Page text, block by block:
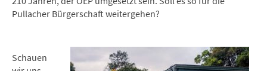
Pullacher Bürgerschaft weitergehen?
Schauen